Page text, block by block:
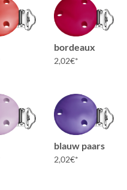
bordeaux
2,02€
blauw paars
2,02€